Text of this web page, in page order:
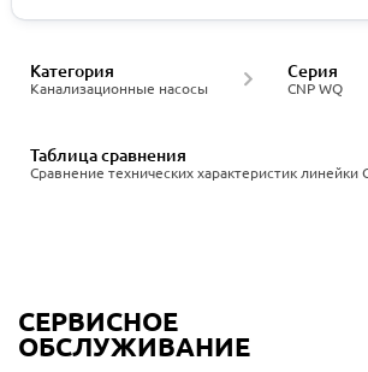
Канализационные насосы
Категория
CNP WQ
Серия
Сравнение технических характеристик линейки
Таблица сравнения
СЕРВИСНОЕ
ОБСЛУЖИВАНИЕ